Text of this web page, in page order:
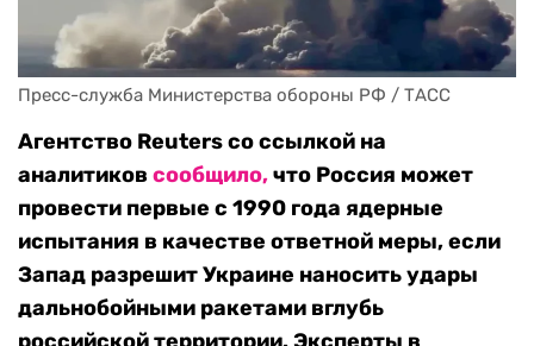
Пресс-служба Министерства обороны РФ / ТАСС
Агентство Reuters со ссылкой на
аналитиков сообщило,что Россия может
провести первые с 1990 года ядерные
испытания в качестве ответной меры, если
Запад разрешит Украине наносить удары
дальнобойными ракетами вглубь